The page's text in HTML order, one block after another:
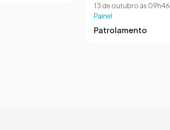
13 de outubro às 09h46
Painel
Patrolamento